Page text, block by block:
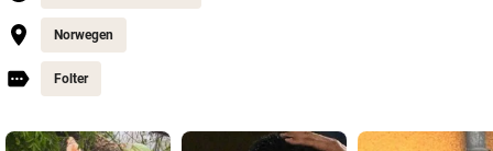
Norwegen
Folter